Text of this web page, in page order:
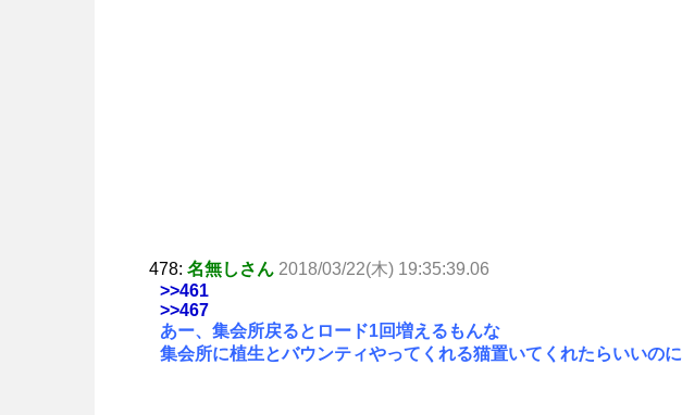
478: 名無しさん 2018/03/22(木) 19:35:39.06
>>461
>>467
あー、集会所戻るとロード1回増えるもんな
集会所に植生とバウンティやってくれる猫置いてくれたらいいのに